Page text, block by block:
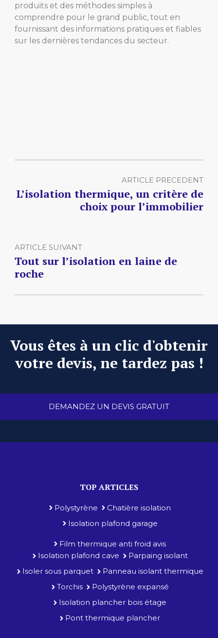
produits et des méthodes simples à
comprendre pour le grand public, tout en
fournissant des informations pratiques et fiables
sur les dernières tendances du secteur.
ARTICLE PRECEDENT
L’isolation thermique, un critère de
choix pour l’immobilier
ARTICLE SUIVANT
Tout sur l’isolation en laine de
roche
Vous êtes à un clic d'obtenir
votre devis, ne tardez pas !
DEMANDEZ UN DEVIS GRATUIT
TOP ARTICLES
Polystyrène
Chatière isolation
Isolation plafond garage
Film thermique anti froid avis
Isolation plafond cave
Parpaing isolant
Isoler sous parquet
Panneau isolant thermique
Torchis
Polystyrène expansé
Isolation plancher bois étage
Pont thermique plancher